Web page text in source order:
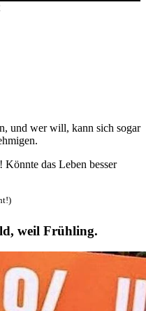
und wer will, kann sich sogar
das Leben besser
weil Frühling.